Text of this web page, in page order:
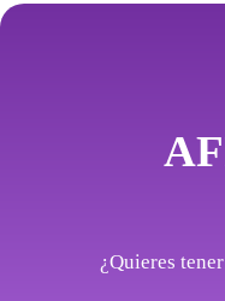
¿Quieres